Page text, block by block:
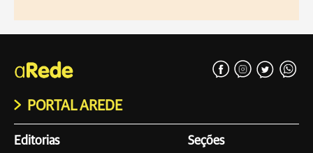
PORTAL AREDE
Editorias Seções